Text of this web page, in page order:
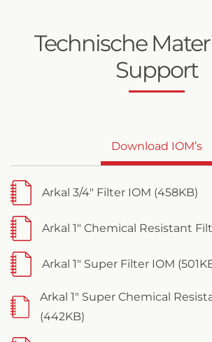
Technische
Support
Download IOM’s
Arkal 3/4" Filter IOM (458KB)
Arkal 1" Chemical Resistant
Arkal 1" Super Filter IOM
Arkal 1" Super Chemical
(442KB)